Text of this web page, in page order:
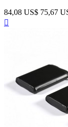
84,08 US$ 75,67
